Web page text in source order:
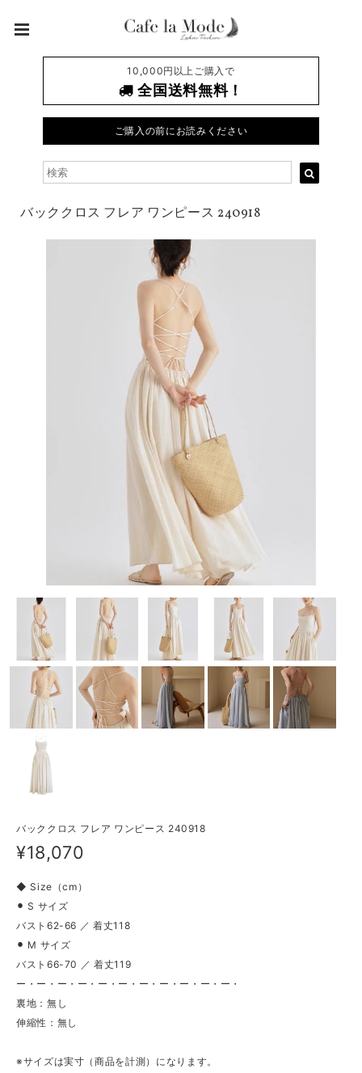
10,000円以上ご購入で
全国送料無料！
ご購入の前にお読みください
バッククロス フレア ワンピース 240918
バッククロス フレア ワンピース 240918
¥18,070
◆ Size（cm）
⚫︎ S サイズ
バスト62-66 ／ 着丈118
⚫︎ M サイズ
バスト66-70 ／ 着丈119
ー・ー・ー・ー・ー・ー・ー・ー・ー・ー・ー・
裏地：無し
伸縮性：無し
※サイズは実寸（商品を計測）になります。